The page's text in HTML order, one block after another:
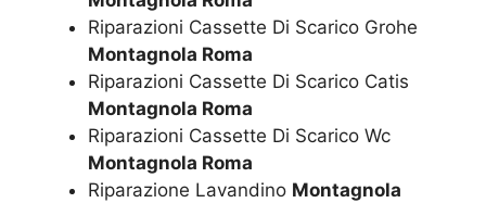
Riparazioni Cassette Di Scarico Grohe
Montagnola Roma
Riparazioni Cassette Di Scarico Catis
Montagnola Roma
Riparazioni Cassette Di Scarico Wc
Montagnola Roma
Riparazione Lavandino Montagnola